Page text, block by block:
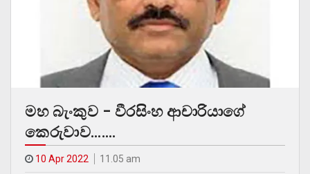
මහ බැංකුව – වීරසිංහ ආචාරියාගේ
කෙරුවාව…….
10 Apr 2022 11.05 am